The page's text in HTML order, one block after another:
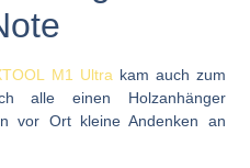
M1 Ultra kam auch zum
alle einen Holzanhänger
vor Ort kleine Andenken an